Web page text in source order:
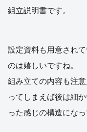
組立説明書です。
設定資料も用意され
のは嬉しいですね。
組み立ての内容も注
ってしまえば後は細
った感じの構造になっ